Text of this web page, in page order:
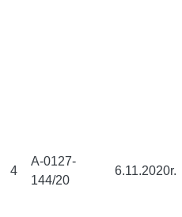
4
A-0127-
144/20
6.11.2020r.